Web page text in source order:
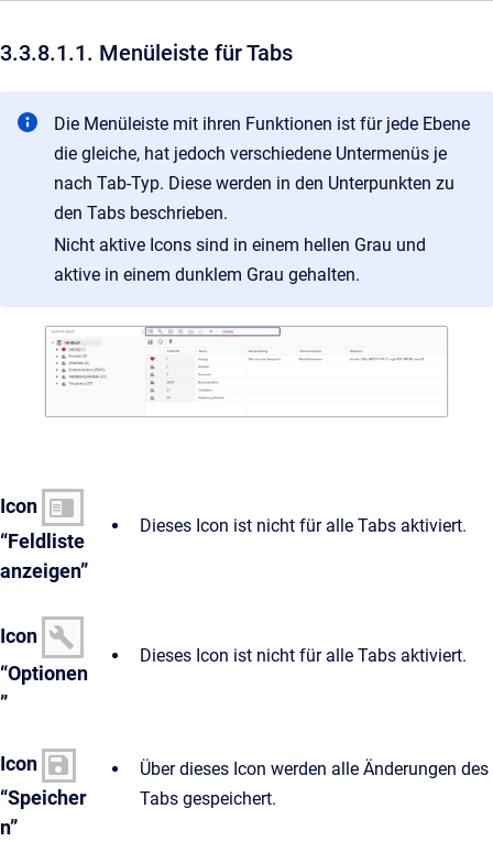
3.3.8.1.1. Menüleiste für Tabs
Die Menüleiste mit ihren Funktionen ist für jede Ebene
die gleiche, hat jedoch verschiedene Untermenüs je
nach Tab-Typ. Diese werden in den Unterpunkten zu
den Tabs beschrieben.
Nicht aktive Icons sind in einem hellen Grau und
aktive in einem dunklem Grau gehalten.
Icon
“Feldliste
anzeigen”
Dieses Icon ist nicht für alle Tabs aktiviert.
Icon
“Optionen
”
Dieses Icon ist nicht für alle Tabs aktiviert.
Icon
“Speicher
n”
Über dieses Icon werden alle Änderungen des
Tabs gespeichert.